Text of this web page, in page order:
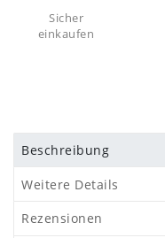
Sicher
einkaufen
Beschreibung
Weitere Details
Rezensionen